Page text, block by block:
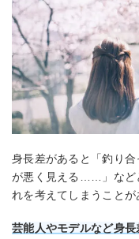
身長差があると「釣り
が悪く見える……」など
れを考えてしまうことが
芸能人やモデルなど身